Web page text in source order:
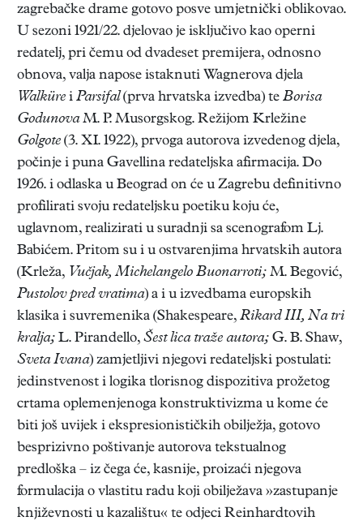
zagrebačke drame gotovo posve umjetnički oblikovao.
U sezoni 1921/22. djelovao je isključivo kao operni
redatelj, pri čemu od dvadeset premijera, odnosno
obnova, valja napose istaknuti Wagnerova djela
Walküre i Parsifal(prva hrvatska izvedba) te Borisa
GodunovaM. P. Musorgskog. Režijom Krležine
Golgote (3. XI. 1922), prvoga autorova izvedenog djela,
počinje i puna Gavellina redateljska afirmacija. Do
1926. i odlaska u Beograd on će u Zagrebu definitivno
profilirati svoju redateljsku poetiku koju će,
uglavnom, realizirati u suradnji sa scenografom Lj.
Babićem. Pritom su i u ostvarenjima hrvatskih autora
(Krleža, Vučjak, Michelangelo Buonarroti; M. Begović,
Pustolov pred vratima) a i u izvedbama europskih
klasika i suvremenika (Shakespeare, Rikard III, Na tri
kralja; L. Pirandello, Šest lica traže autora; G. B. Shaw,
Sveta Ivana) zamjetljivi njegovi redateljski postulati:
jedinstvenost i logika tlorisnog dispozitiva prožetog
crtama oplemenjenoga konstruktivizma u kome će
biti još uvijek i ekspresionističkih obilježja, gotovo
besprizivno poštivanje autorova tekstualnog
predloška – iz čega će, kasnije, proizaći njegova
formulacija o vlastitu radu koji obilježava »zastupanje
književnosti u kazalištu« te odjeci Reinhardtovih